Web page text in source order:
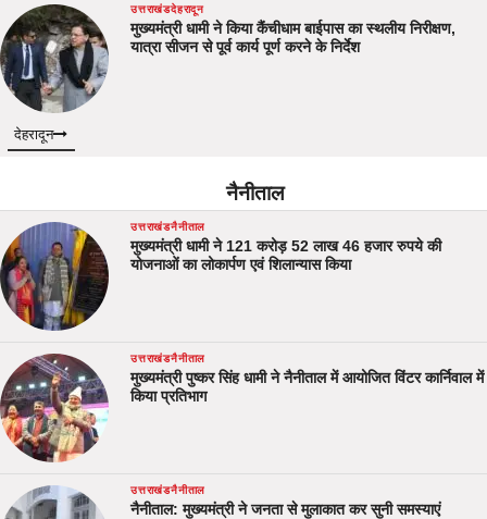
उत्तराखंडदेहरादून
मुख्यमंत्री धामी ने किया कैंचीधाम बाईपास का स्थलीय निरीक्षण,
यात्रा सीजन से पूर्व कार्य पूर्ण करने के निर्देश
देहरादून
नैनीताल
उत्तराखंडनैनीताल
मुख्यमंत्री धामी ने 121 करोड़ 52 लाख 46 हजार रुपये की
योजनाओं का लोकार्पण एवं शिलान्यास किया
उत्तराखंडनैनीताल
मुख्यमंत्री पुष्कर सिंह धामी ने नैनीताल में आयोजित विंटर कार्निवाल में
किया प्रतिभाग
उत्तराखंडनैनीताल
नैनीताल: मुख्यमंत्री ने जनता से मुलाकात कर सुनी समस्याएं